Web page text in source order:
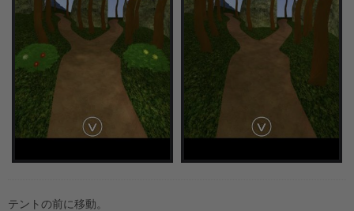
テントの前に移動。